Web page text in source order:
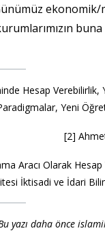
ekonomik/
Hesap Verebilirlik,
Yeni
[2]
Aracı Olarak
İktisadi ve İdari
yazı daha önce